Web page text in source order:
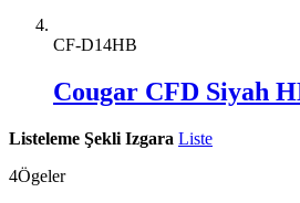
CF-D14HB
Cougar CFD Siyah
Listeleme Şekli Izgara Liste
4Ögeler